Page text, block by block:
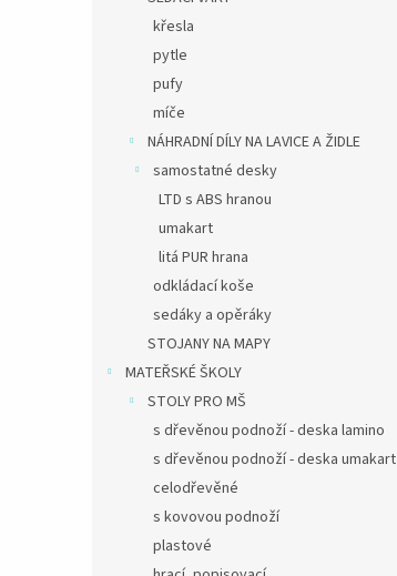
křesla
pytle
pufy
míče
NÁHRADNÍ DÍLY NA LAVICE A ŽIDLE
samostatné desky
LTD s ABS hranou
umakart
litá PUR hrana
odkládací koše
sedáky a opěráky
STOJANY NA MAPY
MATEŘSKÉ ŠKOLY
STOLY PRO MŠ
s dřevěnou podnoží - deska lamino
s dřevěnou podnoží - deska umakart
celodřevěné
s kovovou podnoží
plastové